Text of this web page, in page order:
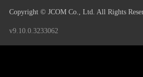
Copyright © JCOM Co., Ltd. All Rights
v9.10.0.3233062